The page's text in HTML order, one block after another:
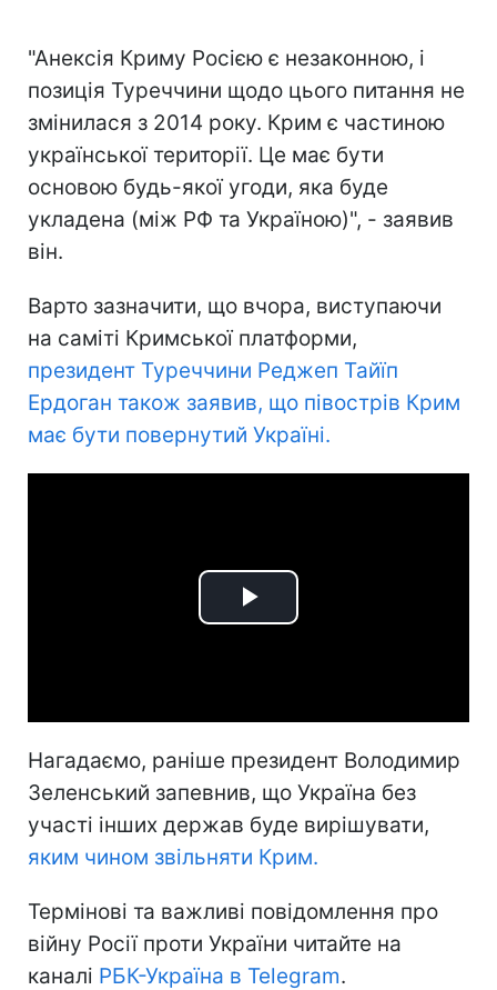
"Анексія Криму Росією є незаконною, і
позиція Туреччини щодо цього питання не
змінилася з 2014 року. Крим є частиною
української території. Це має бути
основою будь-якої угоди, яка буде
укладена (між РФ та Україною)", - заявив
він.
Варто зазначити, що вчора, виступаючи
на саміті Кримської платформи,
президент Туреччини Реджеп Тайїп
Ердоган також заявив, що півострів Крим
має бути повернутий Україні.
Play
Нагадаємо, раніше президент Володимир
Зеленський запевнив, що Україна без
участі інших держав буде вирішувати,
яким чином звільняти Крим.
Термінові та важливі повідомлення про
війну Росії проти України читайте на
каналі РБК-Україна в Telegram.